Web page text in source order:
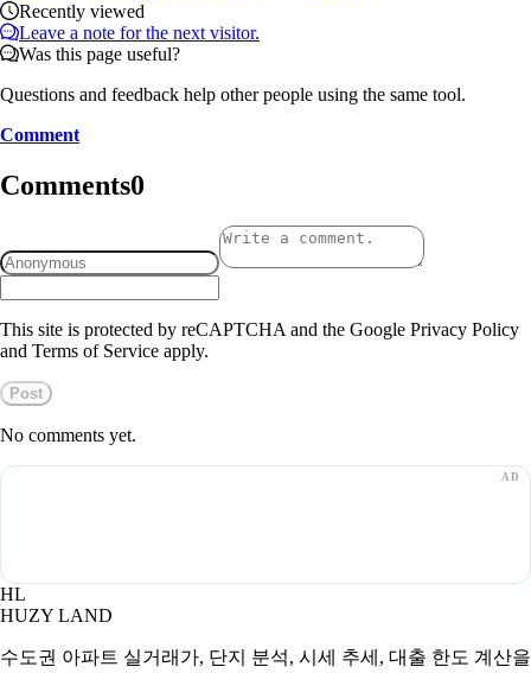
Recently viewed
Leave a note for the next visitor.
Was this page useful?
Questions and feedback help other people using the same tool.
Comment
Comments0
This site is protected by reCAPTCHA and the Google Privacy Policy
and Terms of Service apply.
Post
No comments yet.
HL
HUZY LAND
수도권 아파트 실거래가, 단지 분석, 시세 추세, 대출 한도 계산을